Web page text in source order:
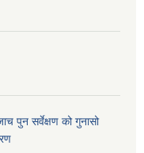
पुन सर्वेक्षण को गुनासो